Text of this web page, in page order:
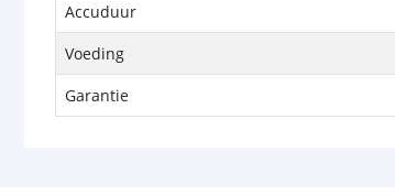
Accuduur
Voeding
Garantie